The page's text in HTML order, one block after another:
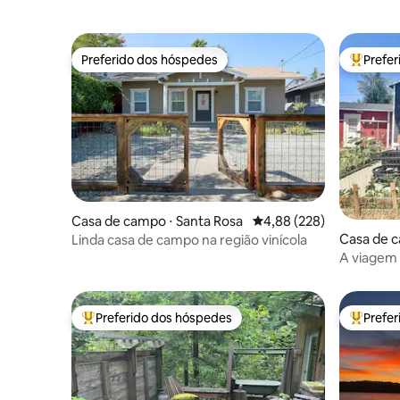
Preferido dos hóspedes
Preferido dos hóspedes
Casa de campo ⋅ Santa Rosa 4,88 de uma avaliação
4,88 (228)
Linda casa de campo na região vinícola
Entre
Casa de
A
Entre os melhores preferidos dos hóspedes
Preferido dos hóspedes Entre